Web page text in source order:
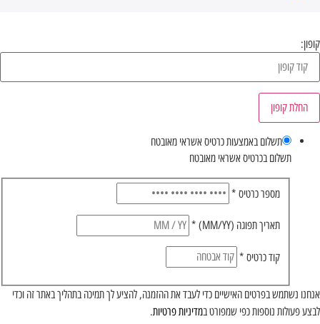
קופון:
החלת קופון
תשלום באמצעות כרטיס אשראי מאובטח
תשלום בכרטיס אשראי מאובטח
מספר כרטיס *
תאריך תפוגה (MM/YY) *
קוד כרטיס *
אנחנו נשתמש בפרטים האישיים כדי לעבד את ההזמנה, להציע לך תמיכה בתהליך באתר זה וכדי
לבצע פעולות נוספות כפי שמפורט במדיניות פרטיות.